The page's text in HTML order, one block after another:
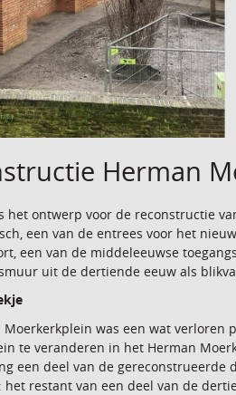
Herman
het ontwerp voor de reconstructie
een van de entrees voor het
een van de middeleeuwse
uit de dertiende eeuw als
Moerkerkplein was een wat verloren
te veranderen in het Herman
een deel van de
restant van een deel van de